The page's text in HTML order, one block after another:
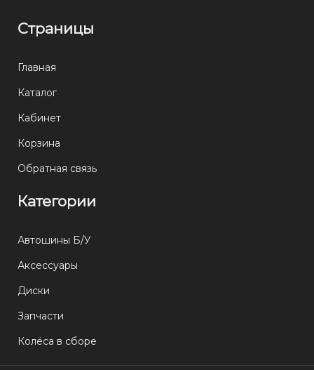
Страницы
Главная
Каталог
Кабинет
Корзина
Обратная связь
Категории
Автошины Б/У
Аксессуары
Диски
Запчасти
Колёса в сборе